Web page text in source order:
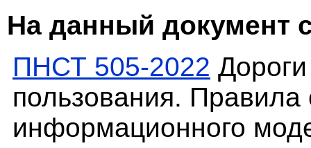
На данный документ
ПНСТ 505-2022
пользования.
информационного